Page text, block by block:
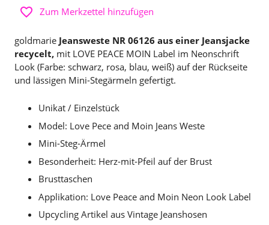
Zum Merkzettel hinzufügen
goldmarie Jeansweste NR 06126 aus einer Jeansjacke
recycelt, mit LOVE PEACE MOIN Label im Neonschrift
Look (Farbe: schwarz, rosa, blau, weiß) auf der Rückseite
und lässigen Mini-Stegärmeln gefertigt.
Unikat / Einzelstück
Model: Love Pece and Moin Jeans Weste
Mini-Steg-Ärmel
Besonderheit: Herz-mit-Pfeil auf der Brust
Brusttaschen
Applikation: Love Peace and Moin Neon Look Label
Upcycling Artikel aus Vintage Jeanshosen